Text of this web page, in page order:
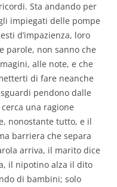
Sta andando per
impiegati delle pompe
d’impazienza, loro
parole, non sanno che
alle note, e che
di fare neanche
pendono dalle
una ragione
nonostante tutto, e il
barriera che separa
arriva, il marito dice
il nipotino alza il dito
di bambini; solo